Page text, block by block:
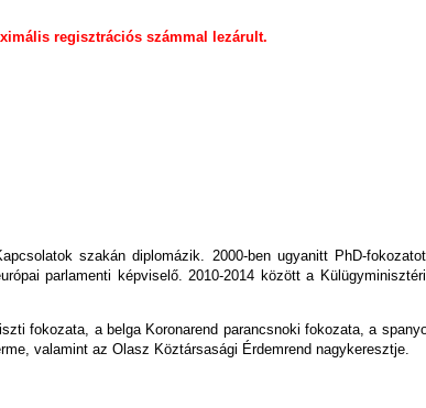
regisztrációs számmal lezárult.
szakán diplomázik. 2000-ben ugyanitt PhD-
parlamenti képviselő. 2010-2014 között a
fokozata, a belga Koronarend parancsnoki fokozata, a
valamint az Olasz Köztársasági Érdemrend nagykeresztje.